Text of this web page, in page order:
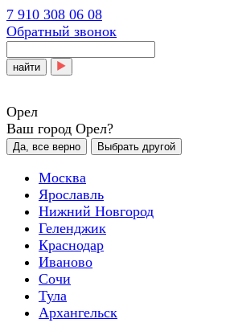
7 910 308 06 08
Обратный звонок
найти
Орел
Ваш город Орел?
Да, все верно Выбрать другой
Москва
Ярославль
Нижний Новгород
Геленджик
Краснодар
Иваново
Сочи
Тула
Архангельск